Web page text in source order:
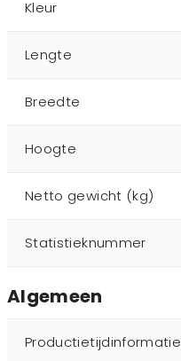
Kleur
Lengte
Breedte
Hoogte
Netto gewicht (kg)
Statistieknummer
Algemeen
Productietijdinformatie